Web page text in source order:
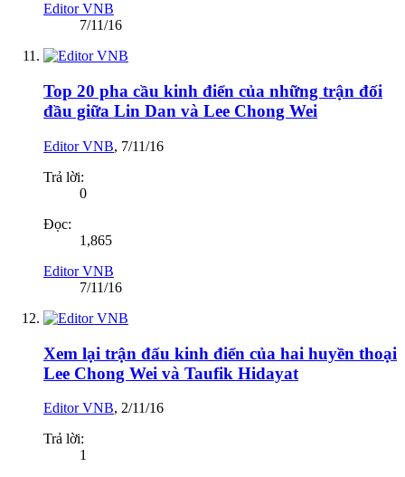
Editor VNB
7/11/16
Top 20 pha cầu kinh điển của những trận đối
đầu giữa Lin Dan và Lee Chong Wei
Editor VNB, 7/11/16
Trả lời:
0
Đọc:
1,865
Editor VNB
7/11/16
Xem lại trận đấu kinh điển của hai huyền thoại
Lee Chong Wei và Taufik Hidayat
Editor VNB, 2/11/16
Trả lời:
1